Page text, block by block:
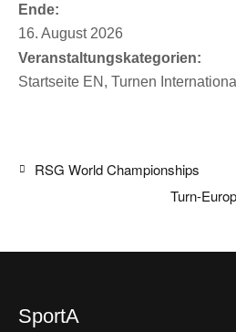
Ende:
16. August 2026
Veranstaltungskategorien:
Startseite EN , Turnen
RSG World Championships
Turn-
SportA